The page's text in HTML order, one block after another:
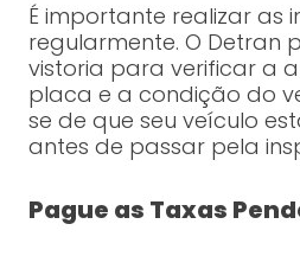
É importante realizar as
regularmente. O Detran
vistoria para verificar a
placa e a condição do
se de que seu veículo
antes de passar pela
Pague as Taxas